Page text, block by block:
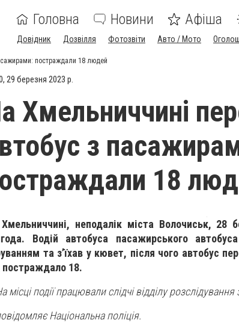
Головна Новини Афіша
Довідник Дозвілля Фотозвіти Авто / Мото
постраждали 18 людей
29 березня 2023 р.
Хмельниччині
з
18
неподалік міста Волочиськ, 28
Водій автобуса пасажирського
та з’їхав у кювет, після чого автобус
постраждало 18.
місці події працювали слідчі відділу
Національна поліція.